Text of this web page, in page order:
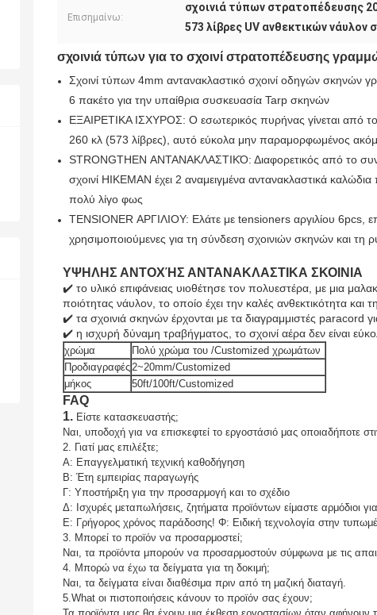
Επισημαίνω:
σχοινιά τύπων στρατοπέδευσης
573 λίβρες UV ανθεκτικών νάυλον
σχοινιά τύπων για το σχοινί στρατοπέδευσης
Σχοινί τύπων 4mm αντανακλαστικό σχοινί οδηγών σκηνών
6 πακέτο για την υπαίθρια συσκευασία Tarp σκηνών
ΕΞΑΙΡΕΤΙΚΑ ΙΣΧΥΡΟΣ: Ο εσωτερικός πυρήνας γίνεται από
260 κλ (573 λίβρες), αυτό εύκολα μην παραμορφωμένος
STRONGTHEN ΑΝΤΑΝΑΚΛΑΣΤΙΚΌ: Διαφορετικός από το
σχοινί HIKEMAN έχει 2 αναμειγμένα αντανακλαστικά
πολύ λίγο φως
TENSIONER ΑΡΓΙΛΙΟΥ: Ελάτε με tensioners αργιλίου 6pcs,
χρησιμοποιούμενες για τη σύνδεση σχοινιών σκηνών και τη
ΥΨΗΛΗΣ ΑΝΤΟΧΉΣ ΑΝΤΑΝΑΚΛΑΣΤΙΚΑ ΣΚΟΙΝΙΑ
✔️ το υλικό επιφάνειας υιοθέτησε τον πολυεστέρα, με μια
ποιότητας νάυλον, το οποίο έχει την καλές ανθεκτικότητα και
✔️ τα σχοινιά σκηνών έρχονται με τα διαγραμμιστές paracord
✔️ η ισχυρή δύναμη τραβήγματος, το σχοινί αέρα δεν είναι
χρώμα
Πολύ χρώμα του /Customized χρωμάτων
Προδιαγραφές2~20mm/Customized
μήκος
50ft/100ft/Customized
FAQ
1. Είστε κατασκευαστής;
Ναι, υποδοχή για να επισκεφτεί το εργοστάσιό μας οποιαδήποτε
2. Γιατί μας επιλέξτε;
Α: Επαγγελματική τεχνική καθοδήγηση
Β: Έτη εμπειρίας παραγωγής
Γ: Υποστήριξη για την προσαρμογή και το σχέδιο
Δ: Ισχυρές μεταπωλήσεις, ζητήματα προϊόντων είμαστε αρμόδιοι
Ε: Γρήγορος χρόνος παράδοσης! Φ: Ειδική τεχνολογία στην
3. Μπορεί το προϊόν να προσαρμοστεί;
Ναι, τα προϊόντα μπορούν να προσαρμοστούν σύμφωνα με τις
4. Μπορώ να έχω τα δείγματα για τη δοκιμή;
Ναι, τα δείγματα είναι διαθέσιμα πριν από τη μαζική διαταγή.
5.What οι πιστοποιήσεις κάνουν το προϊόν σας έχουν;